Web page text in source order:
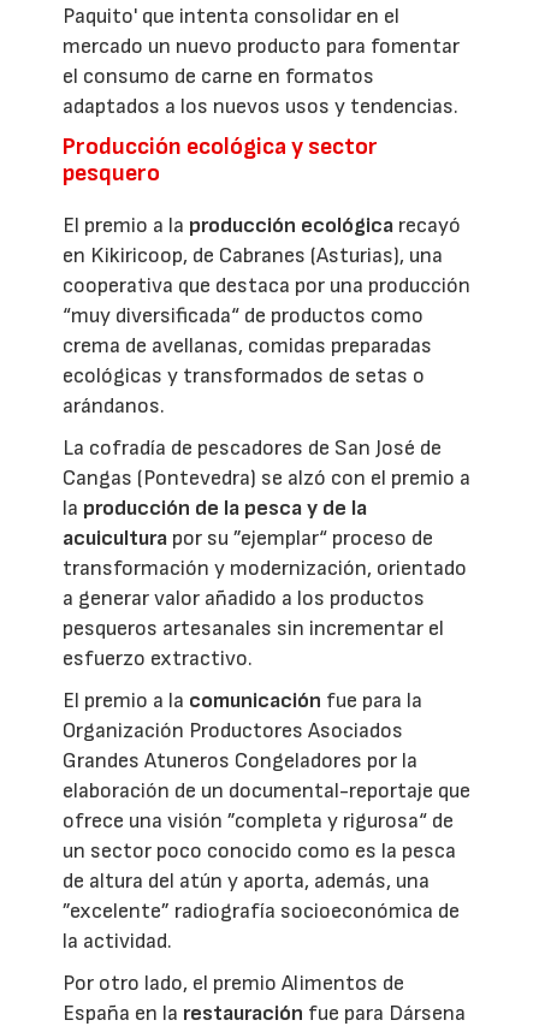
Paquito' que intenta consolidar en el
mercado un nuevo producto para fomentar
el consumo de carne en formatos
adaptados a los nuevos usos y tendencias.
Producción ecológica y sector
pesquero
El premio a la producción ecológica recayó
en Kikiricoop, de Cabranes (Asturias), una
cooperativa que destaca por una producción
“muy diversificada“ de productos como
crema de avellanas, comidas preparadas
ecológicas y transformados de setas o
arándanos.
La cofradía de pescadores de San José de
Cangas (Pontevedra) se alzó con el premio a
la producción de la pesca y de la
acuicultura por su ”ejemplar“ proceso de
transformación y modernización, orientado
a generar valor añadido a los productos
pesqueros artesanales sin incrementar el
esfuerzo extractivo.
El premio a la comunicación fue para la
Organización Productores Asociados
Grandes Atuneros Congeladores por la
elaboración de un documental-reportaje que
ofrece una visión ”completa y rigurosa“ de
un sector poco conocido como es la pesca
de altura del atún y aporta, además, una
”excelente” radiografía socioeconómica de
la actividad.
Por otro lado, el premio Alimentos de
España en la restauración fue para Dársena